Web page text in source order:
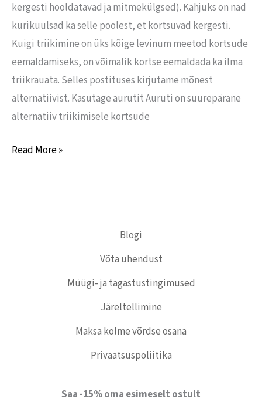
kergesti hooldatavad ja mitmekülgsed). Kahjuks on nad
kurikuulsad ka selle poolest, et kortsuvad kergesti.
Kuigi triikimine on üks kõige levinum meetod kortsude
eemaldamiseks, on võimalik kortse eemaldada ka ilma
triikrauata. Selles postituses kirjutame mõnest
alternatiivist. Kasutage aurutit Auruti on suurepärane
alternatiiv triikimisele kortsude
Read More »
Blogi
Võta ühendust
Müügi- ja tagastustingimused
Järeltellimine
Maksa kolme võrdse osana
Privaatsuspoliitika
Saa -15% oma esimeselt ostult